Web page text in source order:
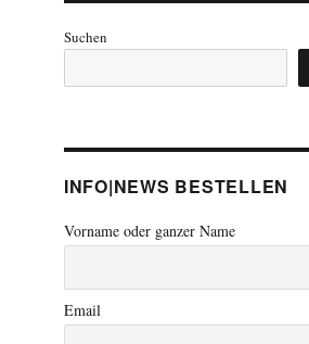
Suchen
INFO|NEWS BESTELLEN
Vorname oder ganzer Name
Email